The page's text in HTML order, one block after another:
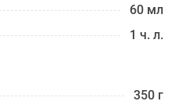
60 мл
1 ч. л.
350 г